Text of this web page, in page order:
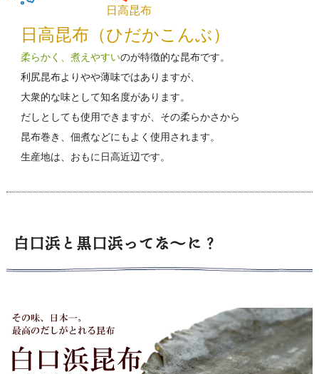
日高昆布
日高昆布（ひだかこんぶ）
柔らかく、煮えやすいのが特徴的な昆布です。
利尻昆布よりやや薄味ではありますが、
大衆的な味として知名度があります。
だしとしても使用できますが、その柔らかさから
昆布巻き、佃煮などにもよく使用されます。
生産地は、おもに日高近辺です。
白口浜と黒口浜ってな～に？